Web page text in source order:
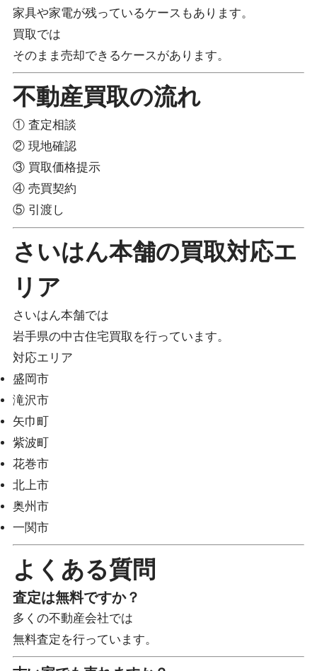
家具や家電が残っているケースもあります。
買取では
そのまま売却できるケースがあります。
不動産買取の流れ
① 査定相談
② 現地確認
③ 買取価格提示
④ 売買契約
⑤ 引渡し
さいはん本舗の買取対応エ
リア
さいはん本舗では
岩手県の中古住宅買取を行っています。
対応エリア
盛岡市
滝沢市
矢巾町
紫波町
花巻市
北上市
奥州市
一関市
よくある質問
査定は無料ですか？
多くの不動産会社では
無料査定を行っています。